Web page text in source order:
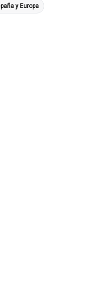
y Europa